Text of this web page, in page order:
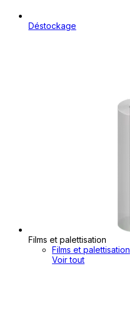
Déstockage
Films et palettisation
Films et palettisation
Voir tout